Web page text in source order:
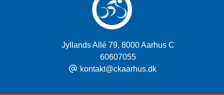
Jyllands Allé 79, 8000 Aarhus C
60607055
kontakt@ckaarhus.dk